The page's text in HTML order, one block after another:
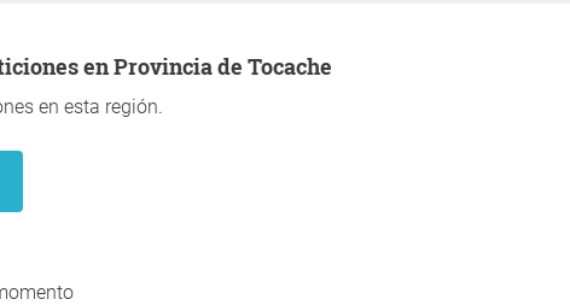
en Provincia de Tocache
en esta región.